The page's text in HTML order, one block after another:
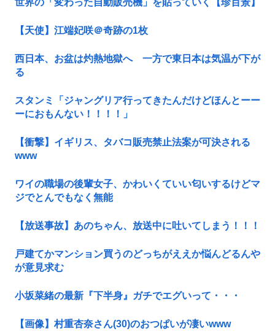
【天使】江端妃咲＠奇跡の1枚
西日本、お盆は灼熱地獄へ 一方で東日本は気温が下が
る
スタンミ「ジャングリア行ってきたんだけどほんとーー
ーにおもんない！！！！」
【衝撃】イギリス、タバコ販売禁止法案が可決される
www
ワイの職場の後輩女子、かわいくていい匂いするけどマ
ジでとんでもなく無能
【放送事故】あのちゃん、放送中に吐いてしまう！！！
戸建てかマンション買うのどっちがええか悩んどるんや
が意見求む
小坂菜緒の最新『下半身』ガチでエグいって・・・
【画像】村重杏奈さん(30)のおつぱいが凄いwww